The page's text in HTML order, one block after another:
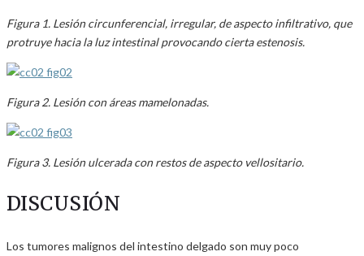
Figura 1. Lesión circunferencial, irregular, de aspecto infiltrativo, que
protruye hacia la luz intestinal provocando cierta estenosis.
Figura 2. Lesión con áreas mamelonadas.
Figura 3. Lesión ulcerada con restos de aspecto vellositario.
DISCUSIÓN
Los tumores malignos del intestino delgado son muy poco